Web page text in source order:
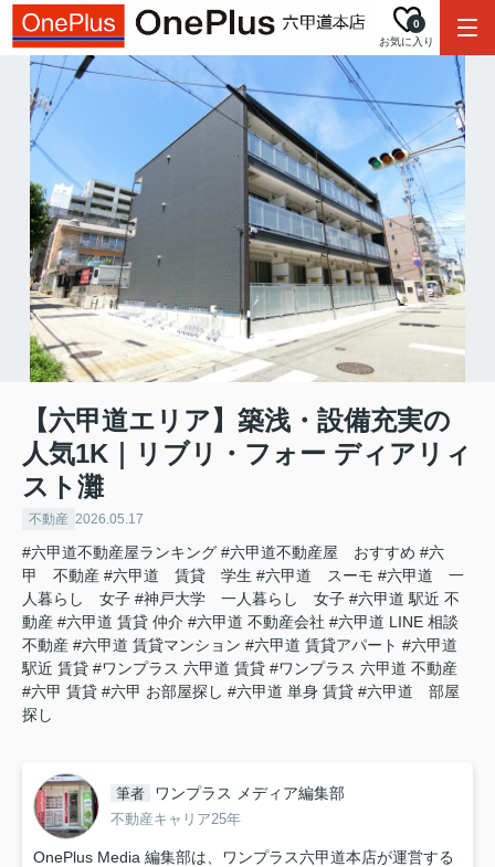
お気に入り
0
【六甲道エリア】築浅・設備充実の
人気1K｜リブリ・フォー ディアリィ
スト灘
不動産 2026.05.17
#六甲道不動産屋ランキング #六甲道不動産屋 おすすめ #六
甲 不動産 #六甲道 賃貸 学生 #六甲道 スーモ #六甲道 一
人暮らし 女子 #神戸大学 一人暮らし 女子 #六甲道 駅近 不
動産 #六甲道 賃貸 仲介 #六甲道 不動産会社 #六甲道 LINE 相談
不動産 #六甲道 賃貸マンション #六甲道 賃貸アパート #六甲道
駅近 賃貸 #ワンプラス 六甲道 賃貸 #ワンプラス 六甲道 不動産
#六甲 賃貸 #六甲 お部屋探し #六甲道 単身 賃貸 #六甲道 部屋
探し
筆者 ワンプラス メディア編集部
不動産キャリア25年
OnePlus Media 編集部は、ワンプラス六甲道本店が運営する